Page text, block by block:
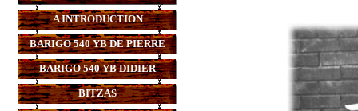
A INTRODUCTION
BARIGO 540 YB DE PIERRE
BARIGO 540 YB DIDIER
BITZAS